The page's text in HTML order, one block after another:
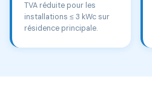
TVA réduite pour les
installations ≤ 3 kWc sur
résidence principale.